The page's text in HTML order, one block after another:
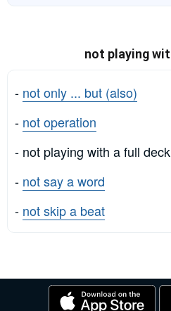
- not only ... but (also)
- not operation
- not playing with a full deck
- not say a word
- not skip a beat